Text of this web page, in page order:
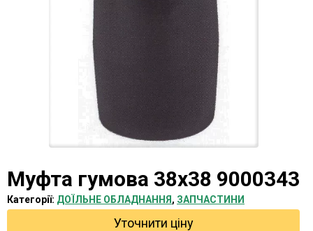
Муфта гумова 38х38 9000343
Категорії: ДОЇЛЬНЕ ОБЛАДНАННЯ , ЗАПЧАСТИНИ
Уточнити ціну